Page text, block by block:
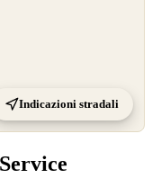
Indicazioni stradali